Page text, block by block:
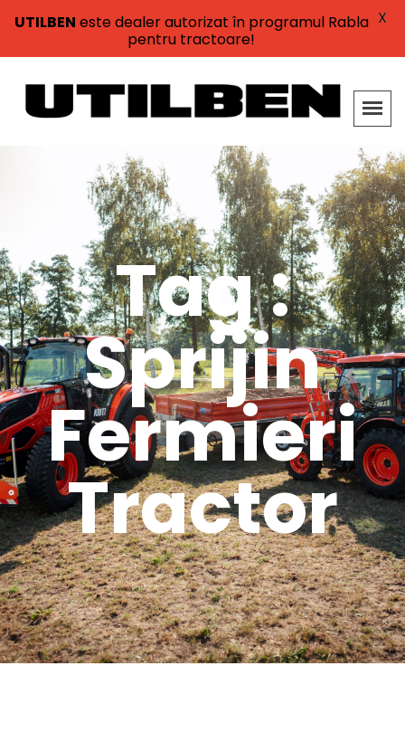
Tag :
Sprijin
Fermieri
Tractor
UTILBEN este dealer autorizat în programul Rabla
pentru tractoare!
X